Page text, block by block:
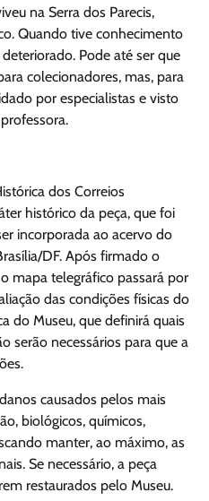
na Serra dos Parecis,
Quando tive conhecimento
Pode até ser que
colecionadores, mas, para
por especialistas e visto
dos Correios
histórico da peça, que foi
incorporada ao acervo do
DF. Após firmado o
mapa telegráfico passará por
das condições físicas do
do Museu, que definirá quais
serão necessários para que a
causados pelos mais
biológicos, químicos,
manter, ao máximo, as
Se necessário, a peça
restaurados pelo Museu.